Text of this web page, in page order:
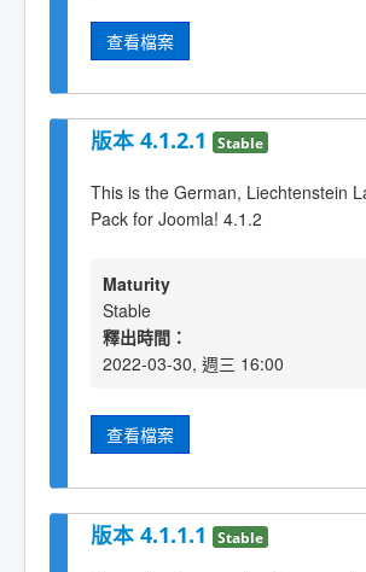
查看檔案
版本 4.1.2.1 Stable
This is the German, Liechtenstein
Pack for Joomla! 4.1.2
Maturity
Stable
釋出時間：
2022-03-30, 週三 16:00
查看檔案
版本 4.1.1.1 Stable